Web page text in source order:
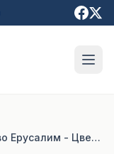
Влегување на Господ Исус Христос во Ерусалим - Цветници